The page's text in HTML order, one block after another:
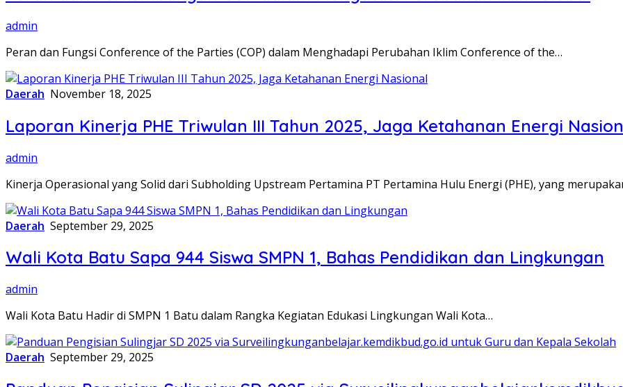
admin
Peran dan Fungsi Conference of the Parties (COP) dalam Menghadapi Perubahan Iklim Conference of the…
Daerah November 18, 2025
Laporan Kinerja PHE Triwulan III Tahun 2025, Jaga Ketahanan Energi
admin
Kinerja Operasional yang Solid dari Subholding Upstream Pertamina PT Pertamina Hulu Energi (PHE), yang
Daerah September 29, 2025
Wali Kota Batu Sapa 944 Siswa SMPN 1, Bahas Pendidikan dan Lingkungan
admin
Wali Kota Batu Hadir di SMPN 1 Batu dalam Rangka Kegiatan Edukasi Lingkungan Wali Kota…
Daerah September 29, 2025